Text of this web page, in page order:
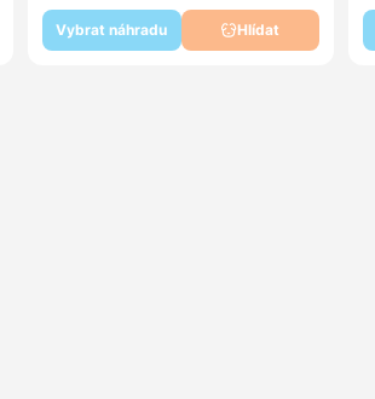
Vybrat náhradu Hlídat